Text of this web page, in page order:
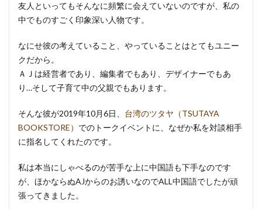
友人といってもそんなに頻繁に会えていないのですが、私の
中でものすごく印象深い人物です。
なにせ彼の考えていること、やっていることはとてもユニー
クだから。
ＡＪは経営者であり、編集者でもあり、デザイナーでもあ
り…そして子育て中の父親でもあります。
そんな彼が2019年10月6日、 台湾のツタヤ（TSUTAYA
BOOKSTORE） でのトークイベントに、なぜか私を対談相手
に指名してくれたのです。
私は本当にしゃべるのが苦手な上に中国語も下手なのです
が、ほかならぬAJからのお誘いなのでALL中国語でしたが頑
張ってきました。